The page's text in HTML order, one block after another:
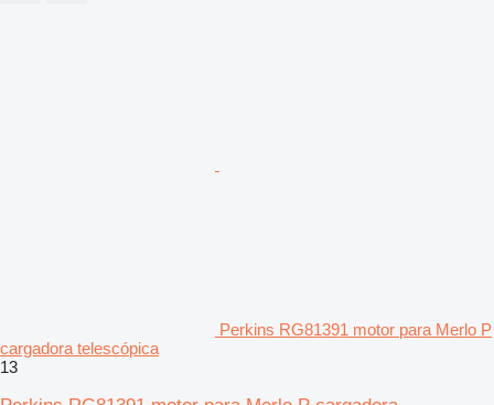
Perkins RG81391 motor para Merlo P
cargadora telescópica
13